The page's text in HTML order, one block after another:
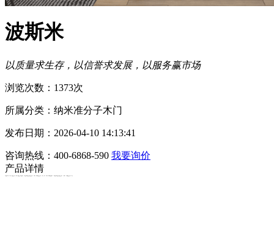
波斯米
以质量求生存，以信誉求发展，以服务赢市场
浏览次数：1373次
所属分类：纳米准分子木门
发布日期：2026-04-10 14:13:41
咨询热线：400-6868-590 我要询价
产品详情